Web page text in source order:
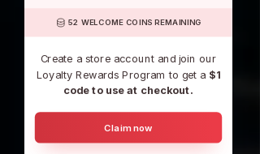
52 WELCOME COINS REMAINING
Create a store account and join our
Loyalty Rewards Program to get a $1
code to use at checkout.
Claim now